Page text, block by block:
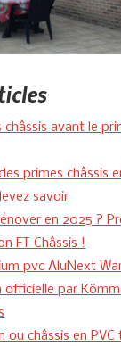
châssis avant le
primes châssis
savoir
en 2025 ?
FT Châssis !
pvc AluNext
officielle par
ou châssis en